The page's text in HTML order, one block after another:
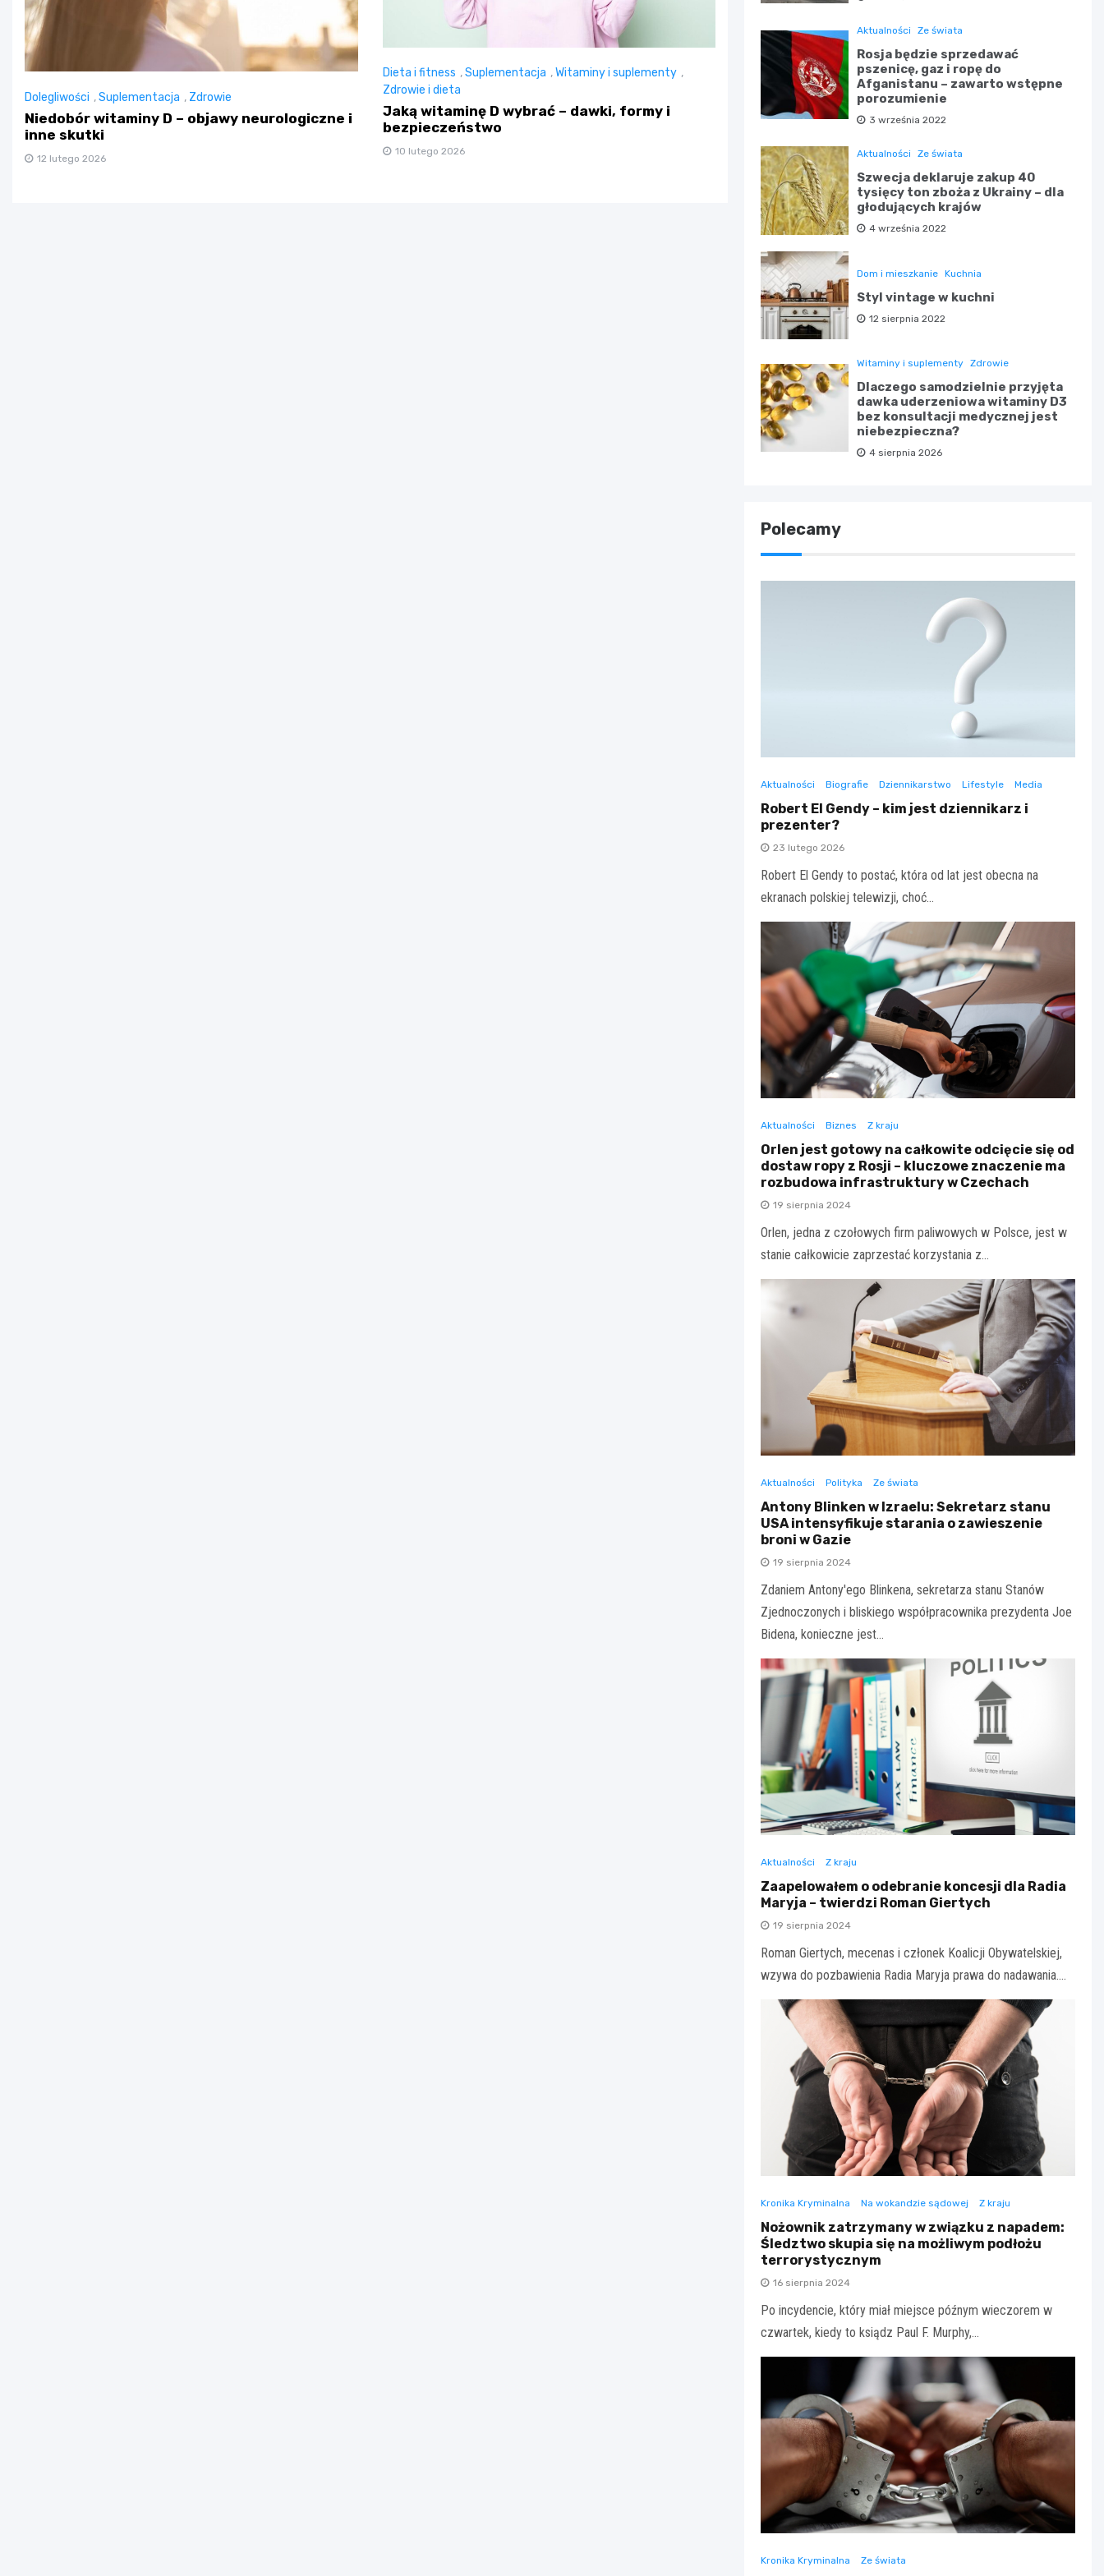
Dolegliwości ,Suplementacja , Zdrowie
Niedobór witaminy D – objawy neurologiczne i
inne skutki
12 lutego 2026
Dieta i fitness ,Suplementacja ,Witaminy i suplementy ,
Zdrowie i dieta
Jaką witaminę D wybrać – dawki, formy i
bezpieczeństwo
10 lutego 2026
Aktualności Ze świata
Rosja będzie sprzedawać
pszenicę, gaz i ropę do
Afganistanu – zawarto wstępne
porozumienie
3 września 2022
Aktualności Ze świata
Szwecja deklaruje zakup 40
tysięcy ton zboża z Ukrainy – dla
głodujących krajów
4 września 2022
Dom i mieszkanie Kuchnia
Styl vintage w kuchni
12 sierpnia 2022
Witaminy i suplementy Zdrowie
Dlaczego samodzielnie przyjęta
dawka uderzeniowa witaminy D3
bez konsultacji medycznej jest
niebezpieczna?
4 sierpnia 2026
Polecamy
Aktualności Biografie Dziennikarstwo Lifestyle Media
Robert El Gendy – kim jest dziennikarz i
prezenter?
23 lutego 2026
Robert El Gendy to postać, która od lat jest obecna na
ekranach polskiej telewizji, choć…
Aktualności Biznes Z kraju
Orlen jest gotowy na całkowite odcięcie się od
dostaw ropy z Rosji – kluczowe znaczenie ma
rozbudowa infrastruktury w Czechach
19 sierpnia 2024
Orlen, jedna z czołowych firm paliwowych w Polsce, jest w
stanie całkowicie zaprzestać korzystania z…
Aktualności Polityka Ze świata
Antony Blinken w Izraelu: Sekretarz stanu
USA intensyfikuje starania o zawieszenie
broni w Gazie
19 sierpnia 2024
Zdaniem Antony'ego Blinkena, sekretarza stanu Stanów
Zjednoczonych i bliskiego współpracownika prezydenta Joe
Bidena, konieczne jest…
Aktualności Z kraju
Zaapelowałem o odebranie koncesji dla Radia
Maryja – twierdzi Roman Giertych
19 sierpnia 2024
Roman Giertych, mecenas i członek Koalicji Obywatelskiej,
wzywa do pozbawienia Radia Maryja prawa do nadawania.…
Kronika Kryminalna Na wokandzie sądowej Z kraju
Nożownik zatrzymany w związku z napadem:
Śledztwo skupia się na możliwym podłożu
terrorystycznym
16 sierpnia 2024
Po incydencie, który miał miejsce późnym wieczorem w
czwartek, kiedy to ksiądz Paul F. Murphy,…
Kronika Kryminalna Ze świata